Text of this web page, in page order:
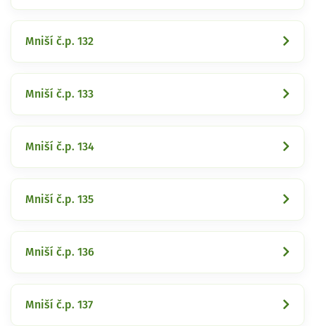
Mniší č.p. 132
Mniší č.p. 133
Mniší č.p. 134
Mniší č.p. 135
Mniší č.p. 136
Mniší č.p. 137